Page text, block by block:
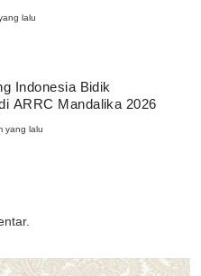
lalu
Indonesia Bidik
ARRC Mandalika 2026
yang lalu